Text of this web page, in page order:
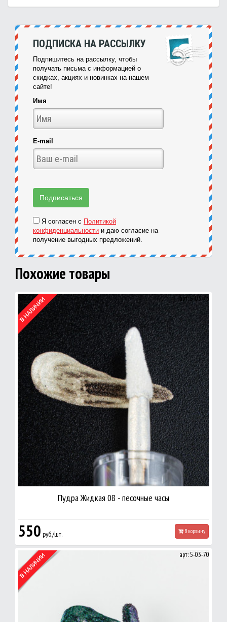
ПОДПИСКА НА РАССЫЛКУ
Подпишитесь на рассылку, чтобы
получать письма с информацией о
скидках, акциях и новинках на нашем
сайте!
Имя
E-mail
Я согласен с Политикой
конфиденциальности и даю согласие на
получение выгодных предложений.
Похожие товары
арт: 5-03-73
Пудра Жидкая 08 - песочные часы
550 руб./шт. В корзину
арт: 5-03-70